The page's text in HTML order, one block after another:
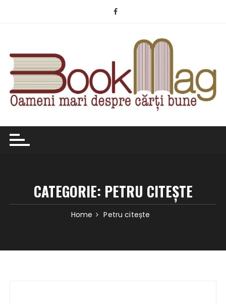
CATEGORIE: PETRU CITEȘTE
Home Petru citește